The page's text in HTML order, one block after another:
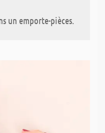
un emporte-pièces.